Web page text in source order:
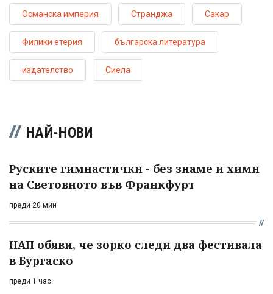
Османска империя Странджа Сакар
Филики етерия българска литература
издателство Сиела
НАЙ-НОВИ
Руските гимнастички - без знаме и химн
на Световното във Франкфурт
преди 20 мин
НАП обяви, че зорко следи два фестивала
в Бургаско
преди 1 час